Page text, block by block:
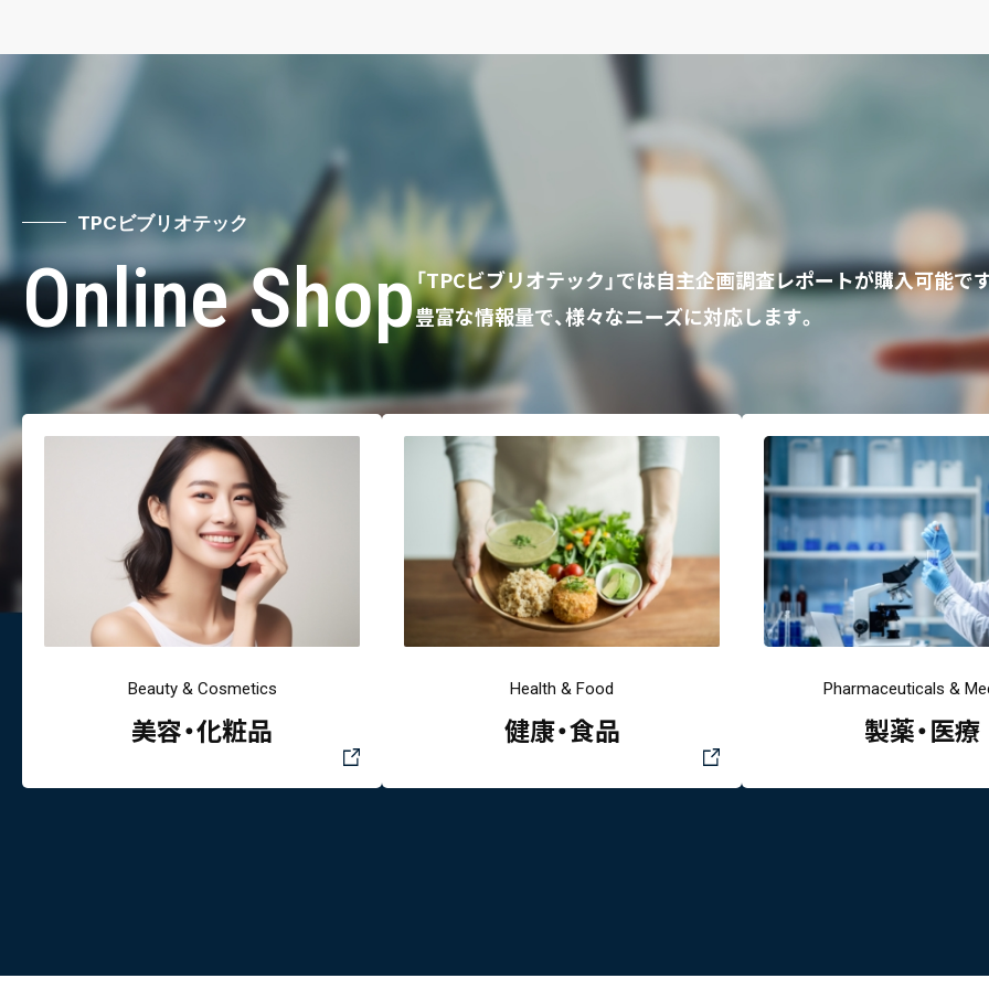
TPCビブリオテック
Online Shop「TPCビブリオテック」では自主企画調査レポートが購入可能で
豊富な情報量で、様々なニーズに対応します。
Beauty & Cosmetics
美容・化粧品
Health & Food
健康・食品
Pharmaceuticals &
製薬・医療